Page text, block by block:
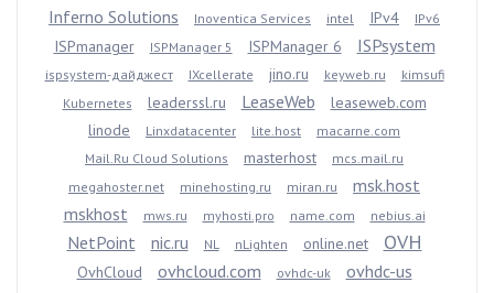
Inferno Solutions Inoventica Services intel IPv4 IPv6
ISPmanager ISPManager 5 ISPManager 6 ISPsystem
ispsystem-дайджест IXcellerate jino.ru keyweb.ru
kimsufi
Kubernetes
leaderssl.ru LeaseWeb
leaseweb.com
linode
Linxdatacenter lite.host
macarne.com
Mail.Ru Cloud Solutions
masterhost
mcs.mail.ru
megahoster.net
minehosting.ru miran.ru
msk.host
mskhost
mws.ru myhosti.pro name.com nebius.ai
NetPoint nic.ru NL nLighten online.net OVH
OvhCloud ovhcloud.com ovhdc-uk
ovhdc-us